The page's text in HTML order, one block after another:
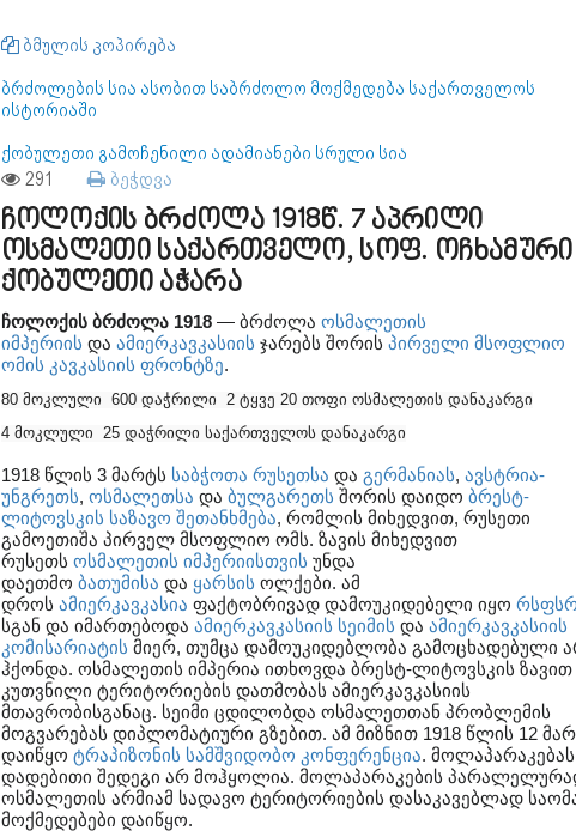
ბმულის კოპირება
ბრძოლების სია ასობით საბრძოლო მოქმედება საქართველოს
ისტორიაში
ქობულეთი გამოჩენილი ადამიანები სრული სია
291 ბეჭდვა
ჩოლოქის ბრძოლა 1918წ. 7 აპრილი
ოსმალეთი საქართველო, სოფ. ოჩხამური
ქობულეთი აჭარა
ჩოლოქის ბრძოლა 1918— ბრძოლა ოსმალეთის
იმპერიის და ამიერკავკასიის ჯარებს შორის პირველი მსოფლიო
ომის კავკასიის ფრონტზე.
80 მოკლული 600 დაჭრილი 2 ტყვე 20 თოფი ოსმალეთის დანაკარგი
4 მოკლული 25 დაჭრილი საქართველოს დანაკარგი
1918 წლის 3 მარტს საბჭოთა რუსეთსა და გერმანიას, ავსტრია-
უნგრეთს, ოსმალეთსა და ბულგარეთს შორის დაიდო ბრესტ-
ლიტოვსკის საზავო შეთანხმება, რომლის მიხედვით, რუსეთი
გამოეთიშა პირველ მსოფლიო ომს. ზავის მიხედვით
რუსეთს ოსმალეთის იმპერიისთვის უნდა
დაეთმო ბათუმისა და ყარსის ოლქები. ამ
დროს ამიერკავკასია ფაქტობრივად დამოუკიდებელი იყო
სგან და იმართებოდა ამიერკავკასიის სეიმის და ამიერკავკასიის
კომისარიატის მიერ, თუმცა დამოუკიდებლობა გამოცხადებული
ჰქონდა. ოსმალეთის იმპერია ითხოვდა ბრესტ-ლიტოვსკის ზავით
კუთვნილი ტერიტორიების დათმობას ამიერკავკასიის
მთავრობისგანაც. სეიმი ცდილობდა ოსმალეთთან პრობლემის
მოგვარებას დიპლომატიური გზებით. ამ მიზნით 1918 წლის 12
დაიწყო ტრაპიზონის სამშვიდობო კონფერენცია. მოლაპარაკებას
დადებითი შედეგი არ მოჰყოლია. მოლაპარაკების
ოსმალეთის არმიამ სადავო ტერიტორიების დასაკავებლად
მოქმედებები დაიწყო.